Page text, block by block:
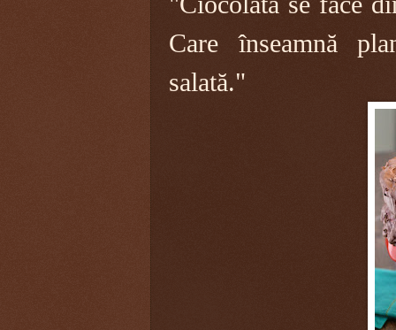
Care înseamnă
salată."